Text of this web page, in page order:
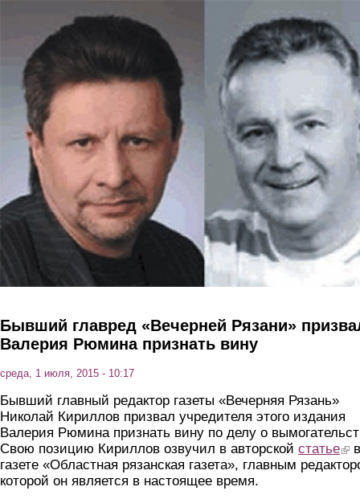
Бывший главред «Вечерней Рязани»
Валерия Рюмина признать вину
среда, 1 июля, 2015 - 10:17
Бывший главный редактор газеты «Вечерняя Рязань»
Николай Кириллов призвал учредителя этого издания
Валерия Рюмина признать вину по делу о
Свою позицию Кириллов озвучил в авторской статье
в
газете «Областная рязанская газета», главным
которой он является в настоящее время.